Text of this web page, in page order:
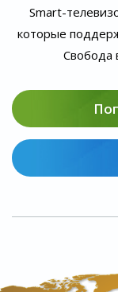
Smart-
которые
Свобода